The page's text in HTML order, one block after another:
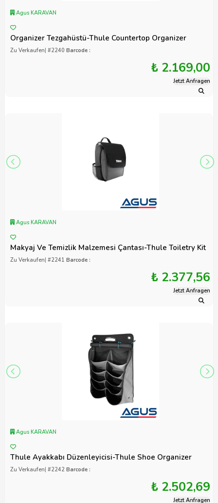
Agus KARAVAN
Organizer Tezgahüstü-Thule Countertop Organizer
Zu Verkaufen| #2240 Barcode :
₺ 2.169,00
Jetzt Anfragen
Agus KARAVAN
Makyaj Ve Temizlik Malzemesi Çantası-Thule Toiletry Kit
Zu Verkaufen| #2241 Barcode :
₺ 2.377,56
Jetzt Anfragen
Agus KARAVAN
Thule Ayakkabı Düzenleyicisi-Thule Shoe Organizer
Zu Verkaufen| #2242 Barcode :
₺ 2.502,69
Jetzt Anfragen